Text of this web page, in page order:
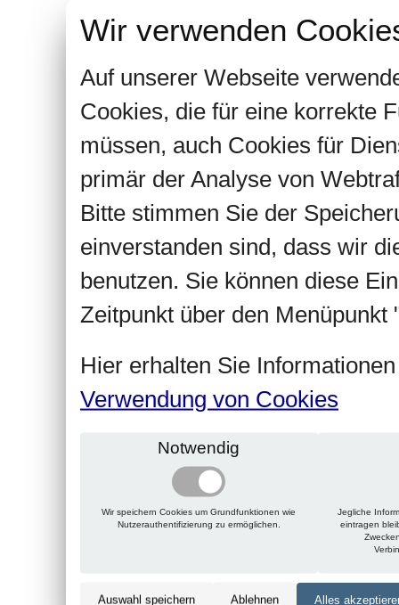
Wir verwenden
Auf unserer Webseite
Cookies, die für eine korrekte
müssen, auch Cookies für
primär der Analyse von
Bitte stimmen Sie der
einverstanden sind, dass wir
benutzen. Sie können diese
Zeitpunkt über den Menüpunkt
Hier erhalten Sie
Verwendung von Cookies
Notwendig
Wir speichern Cookies um Grundfunktionen wie
Nutzerauthentifizierung zu ermöglichen.
Jegliche
eintragen
Auswahl speichern Ablehnen Alles